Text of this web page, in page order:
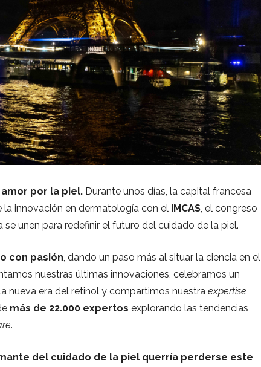
por la piel. Durante unos días, la capital francesa
innovación en dermatología con el IMCAS, el congreso
unen para redefinir el futuro del cuidado de la piel.
con pasión, dando un paso más al situar la ciencia en el
nuestras últimas innovaciones, celebramos un
nueva era del retinol y compartimos nuestra expertise
más de 22.000 expertos explorando las tendencias
.
del cuidado de la piel querría perderse este